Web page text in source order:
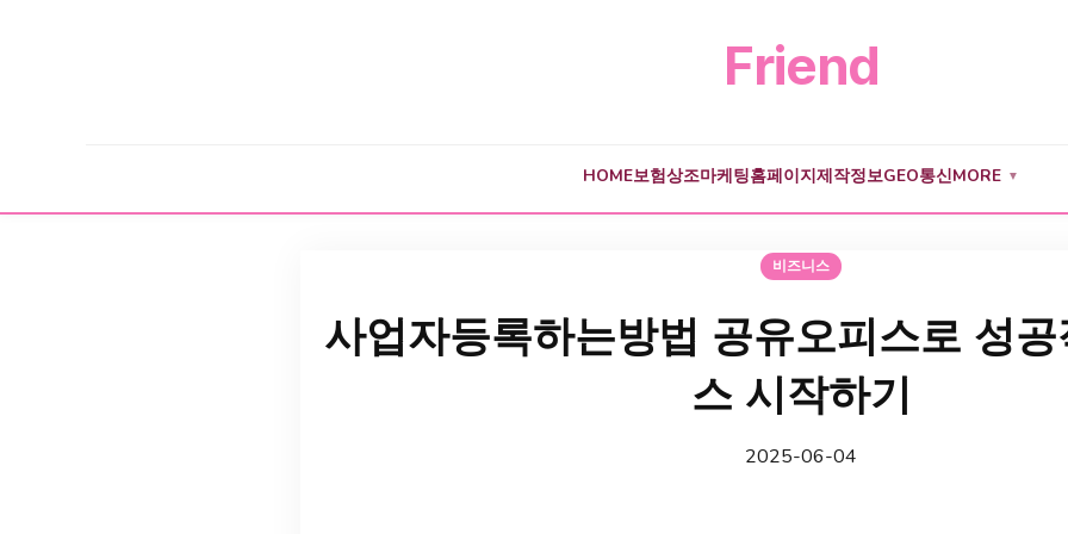
Friend
HOME보험상조마케팅홈페이지제작정보GEO통신MORE ▼
비즈니스
사업자등록하는방법 공유오피스로 성
스 시작하기
2025-06-04